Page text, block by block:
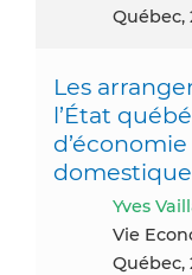
Québec,
Les
l’État
domestique
Yves
Vie
Québec,